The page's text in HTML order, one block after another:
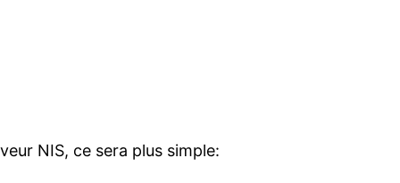
NIS, ce sera plus simple: